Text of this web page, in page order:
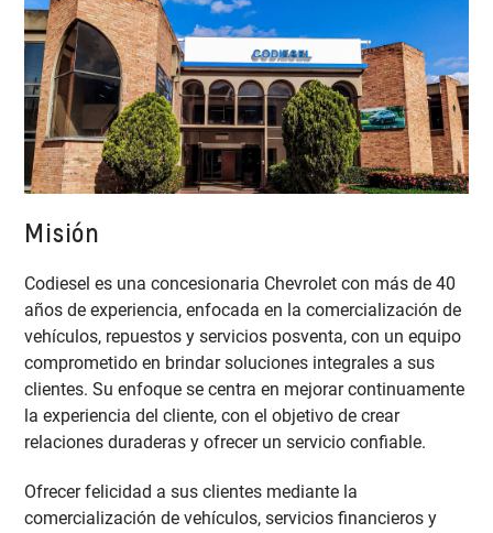
Misión
Codiesel es una concesionaria Chevrolet con más de 40
años de experiencia, enfocada en la comercialización de
vehículos, repuestos y servicios posventa, con un equipo
comprometido en brindar soluciones integrales a sus
clientes. Su enfoque se centra en mejorar continuamente
la experiencia del cliente, con el objetivo de crear
relaciones duraderas y ofrecer un servicio confiable.
Ofrecer felicidad a sus clientes mediante la
comercialización de vehículos, servicios financieros y